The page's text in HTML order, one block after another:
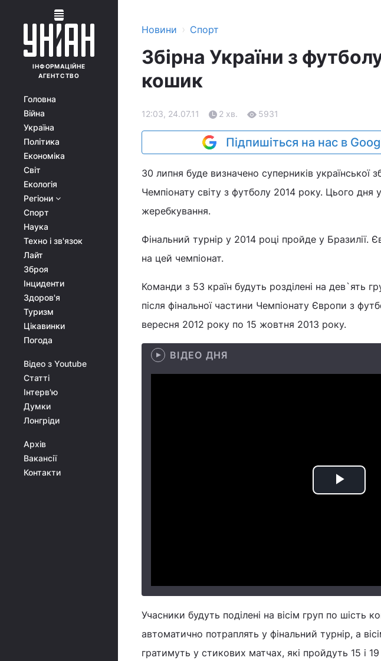
ІНФОРМАЦІЙНЕ
АГЕНТСТВО
Головна
Війна
Україна
Політика
Економіка
Світ
Екологія
Регіони
Спорт
Наука
Техно і зв'язок
Лайт
Зброя
Інциденти
Здоров'я
Туризм
Цікавинки
Погода
Відео з Youtube
Статті
Інтерв'ю
Думки
Лонгріди
Архів
Вакансії
Контакти
Новини › Спорт
Збірна України з
кошик
12:03, 24.07.11 2 хв. 5931
Підпишіться на нас в
30 липня буде визначено суперників української
Чемпіонату світу з футболу 2014 року. Цього дня
жеребкування.
Фінальний турнір у 2014 році пройде у Бразилії.
на цей чемпіонат.
Команди з 53 країн будуть розділені на дев`ять
після фінальної частини Чемпіонату Європи з
вересня 2012 року по 15 жовтня 2013 року.
ВІДЕО ДНЯ
Play
Учасники будуть поділені на вісім груп по шість
автоматично потраплять у фінальний турнір, а
гратимуть у стикових матчах, які пройдуть 15 і